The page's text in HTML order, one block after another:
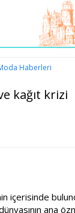
Haberleri
kağıt krizi
içerisinde
ana